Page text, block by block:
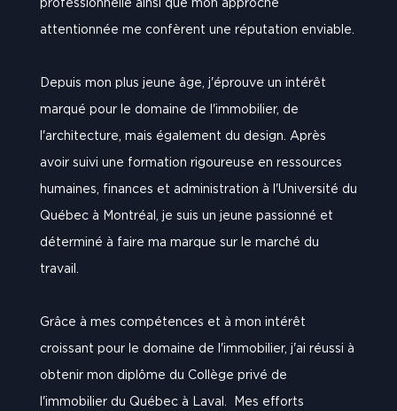
professionnelle ainsi que mon approche
attentionnée me confèrent une réputation enviable.
Depuis mon plus jeune âge, j'éprouve un intérêt
marqué pour le domaine de l'immobilier, de
l'architecture, mais également du design. Après
avoir suivi une formation rigoureuse en ressources
humaines, finances et administration à l'Université du
Québec à Montréal, je suis un jeune passionné et
déterminé à faire ma marque sur le marché du
travail.
Grâce à mes compétences et à mon intérêt
croissant pour le domaine de l'immobilier, j'ai réussi à
obtenir mon diplôme du Collège privé de
l'immobilier du Québec à Laval. Mes efforts